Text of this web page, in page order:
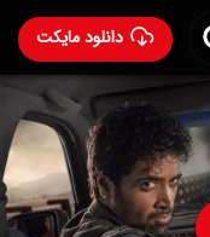
دانلود مایکت
دوبله فارسی -